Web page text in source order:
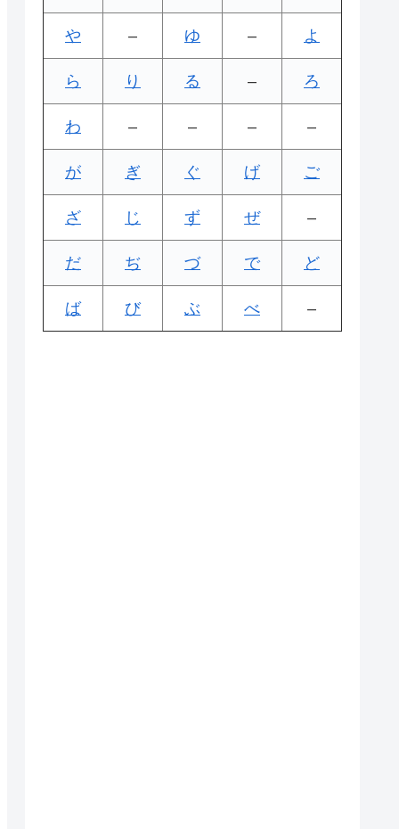
や – ゆ – よ
ら り る – ろ
わ – – – –
が ぎ ぐ げ ご
ざ じ ず ぜ –
だ ぢ づ で ど
ば び ぶ べ –